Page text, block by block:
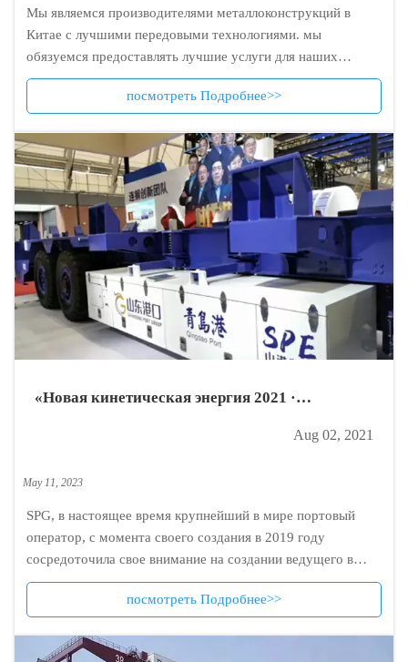
Мы являемся производителями металлоконструкций в
Китае с лучшими передовыми технологиями. мы
обязуемся предоставлять лучшие услуги для наших
клиентов.
посмотреть Подробнее>>
«Новая кинетическая энергия 2021 ·
Aug 02, 2021
May 11, 2023
SPG, в настоящее время крупнейший в мире портовый
оператор, с момента своего создания в 2019 году
сосредоточила свое внимание на создании ведущего в
мире интеллектуального и экологичного порта.
Безусловно, группа добилась нескольких прорывов в
посмотреть Подробнее>>